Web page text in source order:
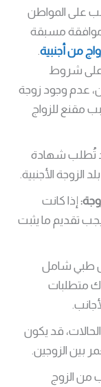
على المواطن
مسبقة
من أجنبية.
على شروط
عدم وجود زوجة
مقنع للزواج
تُطلب شهادة
الأجنبية.
إذا كانت
تقديم ما يثبت
شامل
متطلبات
قد يكون
بين الزوجين.
الزوج